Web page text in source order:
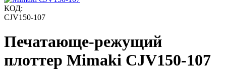
КОД:
CJV150-107
Печатающе-режущий
плоттер Mimaki CJV150-107